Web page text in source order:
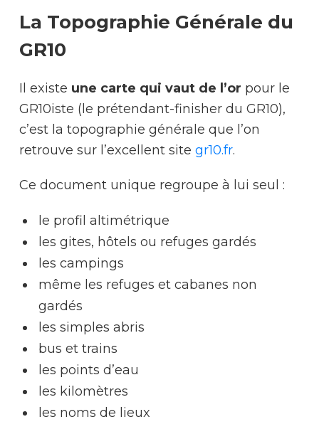
La Topographie Générale du
GR10
Il existe une carte qui vaut de l’or pour le
GR10iste (le prétendant-finisher du GR10),
c’est la topographie générale que l’on
retrouve sur l’excellent site gr10.fr.
Ce document unique regroupe à lui seul :
le profil altimétrique
les gites, hôtels ou refuges gardés
les campings
même les refuges et cabanes non
gardés
les simples abris
bus et trains
les points d’eau
les kilomètres
les noms de lieux